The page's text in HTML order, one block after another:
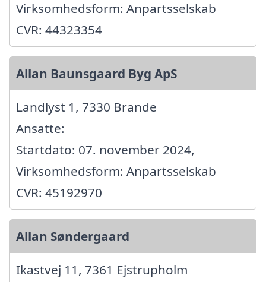
Virksomhedsform: Anpartsselskab
CVR: 44323354
Allan Baunsgaard Byg ApS
Landlyst 1, 7330 Brande
Ansatte:
Startdato: 07. november 2024,
Virksomhedsform: Anpartsselskab
CVR: 45192970
Allan Søndergaard
Ikastvej 11, 7361 Ejstrupholm